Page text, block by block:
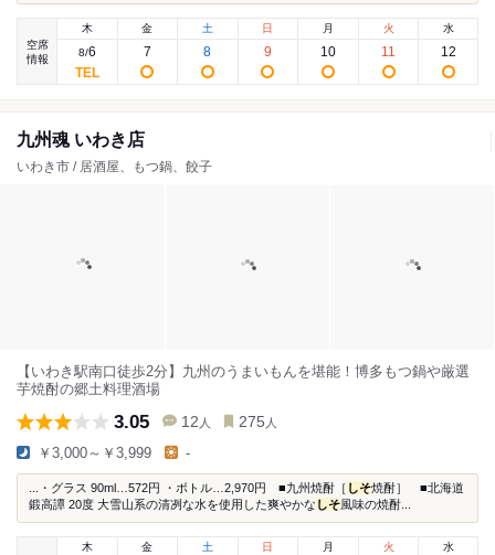
空席
情報
木
8/6
金
7
土
8
日
9
月
10
火
11
水
12
九州魂 いわき店
いわき市 / 居酒屋、もつ鍋、餃子
【いわき駅南口徒歩2分】九州のうまいもんを堪能！博多もつ鍋や厳選
芋焼酎の郷土料理酒場
3.05 12 人 275 人
￥3,000～￥3,999 -
...・グラス 90ml…572円 ・ボトル…2,970円 ■九州焼酎［ しそ焼酎］ ■北海道
鍛高譚 20度 大雪山系の清冽な水を使用した爽やかな しそ風味の焼酎...
木
金 土 日 月 火 水